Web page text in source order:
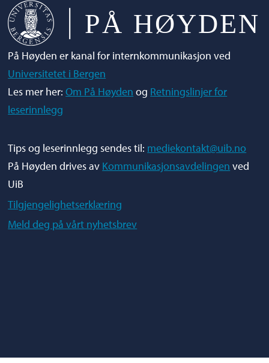
På Høyden er kanal for internkommunikasjon ved
Universitetet i Bergen
Les mer her:Om På Høyden og Retningslinjer for
leserinnlegg
Tips og leserinnlegg sendes til: mediekontakt@uib.no
På Høyden drives av Kommunikasjonsavdelingen ved
UiB
Tilgjengelighetserklæring
Meld deg på vårt nyhetsbrev